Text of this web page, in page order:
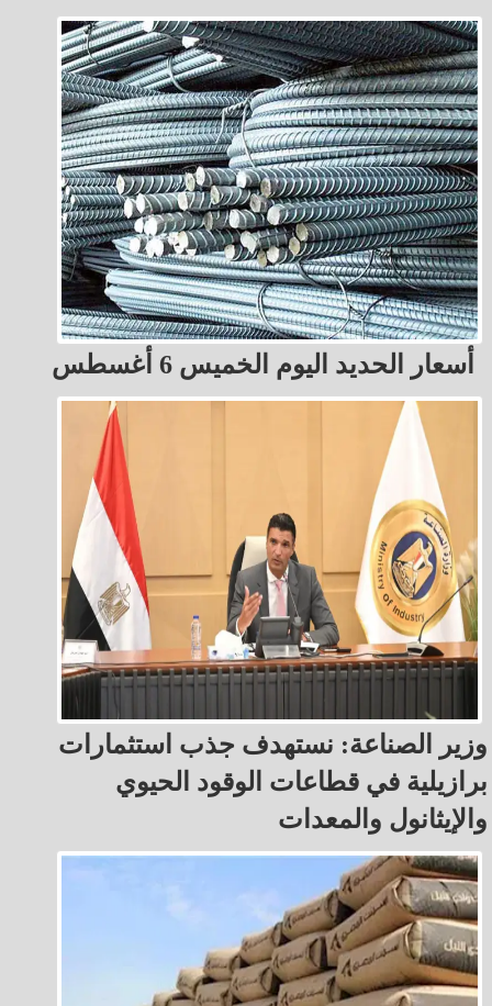
أسعار الحديد اليوم الخميس 6 أغسطس
وزير الصناعة: نستهدف جذب استثمارات
برازيلية في قطاعات الوقود الحيوي
والإيثانول والمعدات